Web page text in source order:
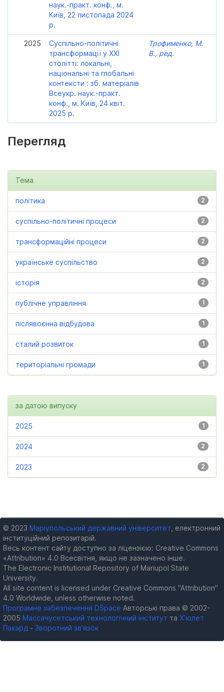
наук.-практ. конф., м.
Київ, 22 листопада 2024
р.
2025
Суспільно-політичні
трансформації у ХХІ
столітті: локальні,
національні та глобальні
контексти : зб. матеріалів
Всеукр. наук.-практ.
конф., м. Київ, 24 квіт.
2025 р.
Трофименко, М.
В., ред.
Перегляд
Тема
2
політика
2
суспільно-політичні процеси
2
трансформаційні процеси
2
українське суспільство
2
історія
1
публічне управління
1
післявоєнна відбудова
1
сталий розвиток
1
територіальні громади
за датою випуску
1
2025
2
2024
2
2023
© 2023 Маріупольський державний університет , електронний
інституційний репозитарій.
Весь контент сайту доступно за ліцензією: Creative Commons
«Attribution» 4.0 Всесвітня, якщо не зазначено інше.
The Electronic Institutional Repository of Mariupol State
University.
All site content is licensed under Creative Commons "Attribution"
4.0 Worldwide, unless otherwise noted.
Програмне забезпечення DSpace Авторські права © 2002-
2005 Массачусетський технологічний інститут та Х’юлет
Пакард - Зворотний зв’язок